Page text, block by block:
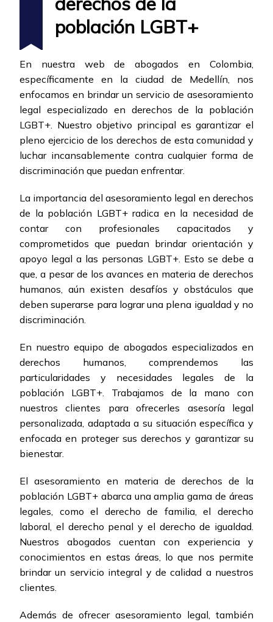
población LGBT+
En nuestra web de abogados en Colombia,
específicamente en la ciudad de Medellín, nos
enfocamos en brindar un servicio de asesoramiento
legal especializado en derechos de la población
LGBT+. Nuestro objetivo principal es garantizar el
pleno ejercicio de los derechos de esta comunidad y
luchar incansablemente contra cualquier forma de
discriminación que puedan enfrentar.
La importancia del asesoramiento legal en derechos
de la población LGBT+ radica en la necesidad de
contar con profesionales capacitados y
comprometidos que puedan brindar orientación y
apoyo legal a las personas LGBT+. Esto se debe a
que, a pesar de los avances en materia de derechos
humanos, aún existen desafíos y obstáculos que
deben superarse para lograr una plena igualdad y no
discriminación.
En nuestro equipo de abogados especializados en
derechos humanos, comprendemos las
particularidades y necesidades legales de la
población LGBT+. Trabajamos de la mano con
nuestros clientes para ofrecerles asesoría legal
personalizada, adaptada a su situación específica y
enfocada en proteger sus derechos y garantizar su
bienestar.
El asesoramiento en materia de derechos de la
población LGBT+ abarca una amplia gama de áreas
legales, como el derecho de familia, el derecho
laboral, el derecho penal y el derecho de igualdad.
Nuestros abogados cuentan con experiencia y
conocimientos en estas áreas, lo que nos permite
brindar un servicio integral y de calidad a nuestros
clientes.
Además de ofrecer asesoramiento legal, también